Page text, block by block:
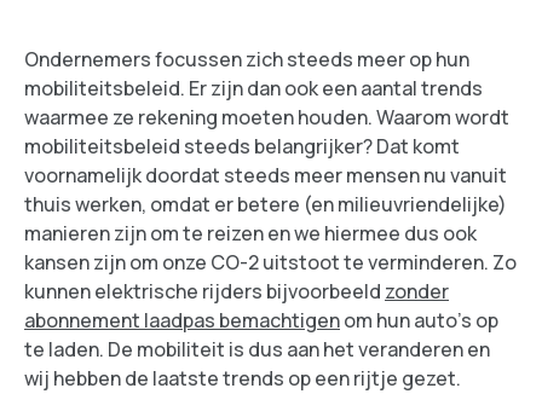
Ondernemers focussen zich steeds meer op hun
mobiliteitsbeleid. Er zijn dan ook een aantal trends
waarmee ze rekening moeten houden. Waarom wordt
mobiliteitsbeleid steeds belangrijker? Dat komt
voornamelijk doordat steeds meer mensen nu vanuit
thuis werken, omdat er betere (en milieuvriendelijke)
manieren zijn om te reizen en we hiermee dus ook
kansen zijn om onze CO-2 uitstoot te verminderen. Zo
kunnen elektrische rijders bijvoorbeeld zonder
abonnement laadpas bemachtigenom hun auto’s op
te laden. De mobiliteit is dus aan het veranderen en
wij hebben de laatste trends op een rijtje gezet.